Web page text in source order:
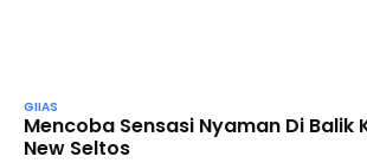
GIIAS
Mencoba Sensasi Nyaman Di Balik
New Seltos